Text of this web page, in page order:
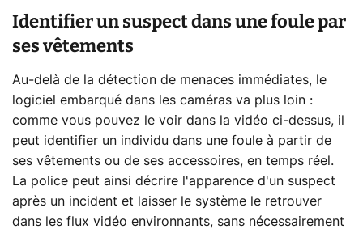
Identifier un suspect dans une foule par
ses vêtements
Au-delà de la détection de menaces immédiates, le
logiciel embarqué dans les caméras va plus loin :
comme vous pouvez le voir dans la vidéo ci-dessus, il
peut identifier un individu dans une foule à partir de
ses vêtements ou de ses accessoires, en temps réel.
La police peut ainsi décrire l'apparence d'un suspect
après un incident et laisser le système le retrouver
dans les flux vidéo environnants, sans nécessairement